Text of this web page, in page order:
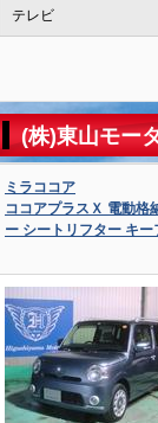
テレビ
(株)東山モー
ミラココア
ココアプラスＸ 電動格
ー シートリフター キー